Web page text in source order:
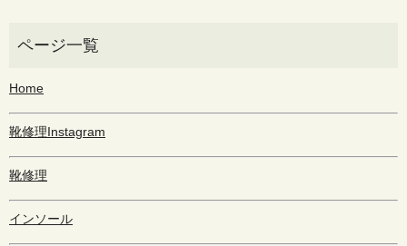
Home
靴修理Instagram
靴修理
インソール